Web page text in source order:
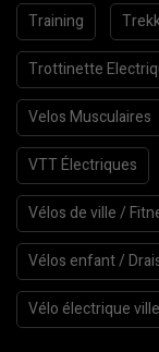
Training
Trottinette
Velos Musculaires
VTT Électriques
Vélos de ville /
Vélos enfant /
Vélo électrique ville